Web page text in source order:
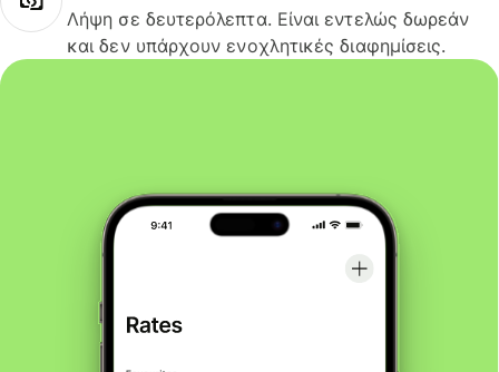
Λήψη σε δευτερόλεπτα. Είναι εντελώς δωρεάν
και δεν υπάρχουν ενοχλητικές διαφημίσεις.